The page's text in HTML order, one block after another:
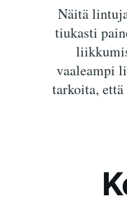
Näitä
tiukasti
vaaleampi
tarkoita,